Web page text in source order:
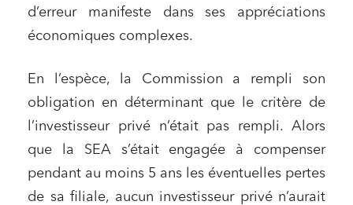
d’erreur manifeste dans ses appréciations
économiques complexes.
En l’espèce, la Commission a rempli son
obligation en déterminant que le critère de
l’investisseur privé n’était pas rempli. Alors
que la SEA s’était engagée à compenser
pendant au moins 5 ans les éventuelles pertes
de sa filiale, aucun investisseur privé n’aurait
Projets immobiliers
Environnement
Banque finance et assurance
J'ai lu et j'accepte la politique de confidentialité